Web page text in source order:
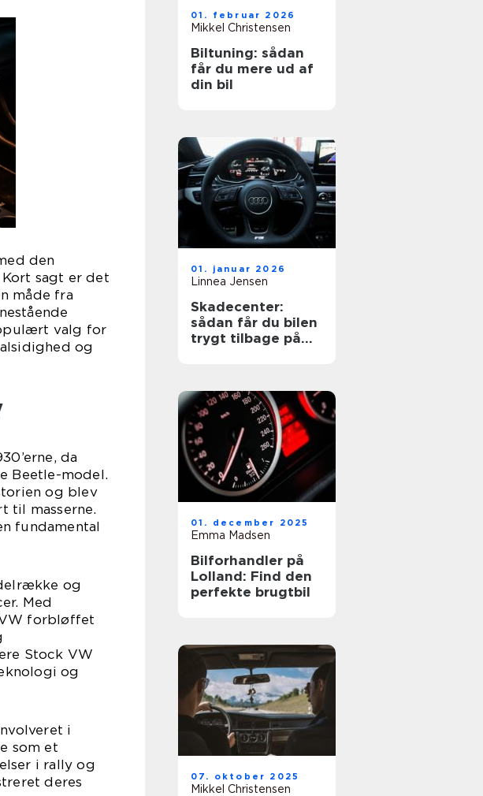
den
sagt er det
måde fra
valg for
og
da
Beetle-model.
og blev
til masserne.
fundamental
og
Med
forbløffet
Stock VW
og
i
som et
i rally og
deres
01. februar 2026
Mikkel Christensen
Biltuning: sådan
får du mere ud af
din bil
01. januar 2026
Linnea Jensen
Skadecenter:
sådan får du bilen
trygt tilbage på
01. december 2025
Emma Madsen
Bilforhandler på
Lolland: Find den
perfekte brugtbil
07. oktober 2025
Mikkel Christensen